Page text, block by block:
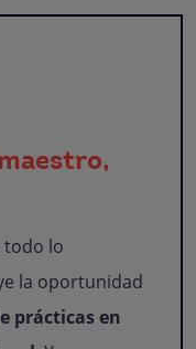
todo lo
la oportunidad
prácticas en